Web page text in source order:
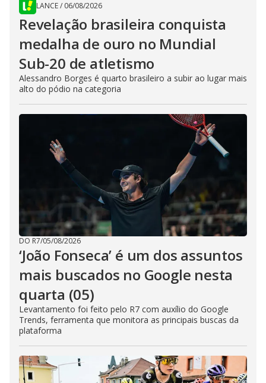
LANCE/ 06/08/2026
Revelação brasileira conquista
medalha de ouro no Mundial
Sub-20 de atletismo
Alessandro Borges é quarto brasileiro a subir ao lugar mais
alto do pódio na categoria
DO R7/05/08/2026
‘João Fonseca’ é um dos assuntos
mais buscados no Google nesta
quarta (05)
Levantamento foi feito pelo R7 com auxílio do Google
Trends, ferramenta que monitora as principais buscas da
plataforma